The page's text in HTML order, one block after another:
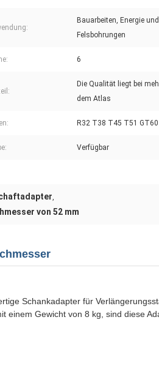
Bauarbeiten, Energie
Felsbohrungen
6
Die Qualität liegt bei
dem Atlas
R32 T38 T45 T51 GT60
Verfügbar
,
von 52 mm
Schankadapter für
einem Gewicht von 8 kg, sind diese